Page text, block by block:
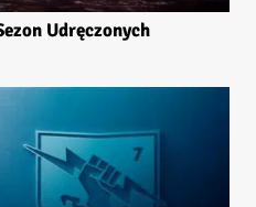
Udręczonych